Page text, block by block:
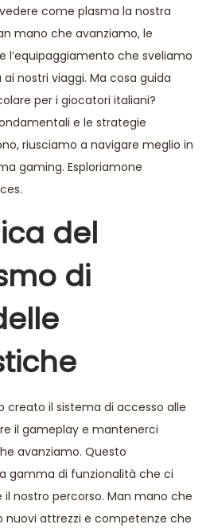
come plasma la nostra
mano che avanziamo, le
l’equipaggiamento che sveliamo
nostri viaggi. Ma cosa guida
per i giocatori italiani?
e le strategie
riusciamo a navigare meglio in
gaming. Esploriamone
del
di
creato il sistema di accesso alle
il gameplay e mantenerci
avanziamo. Questo
gamma di funzionalità che ci
nostro percorso. Man mano che
nuovi attrezzi e competenze che